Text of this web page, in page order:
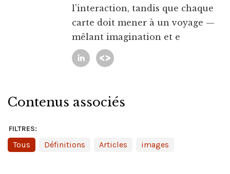
l'interaction, tandis que chaque
carte doit mener à un voyage —
mêlant imagination et e
Contenus associés
FILTRES:
Tous Définitions Articles images